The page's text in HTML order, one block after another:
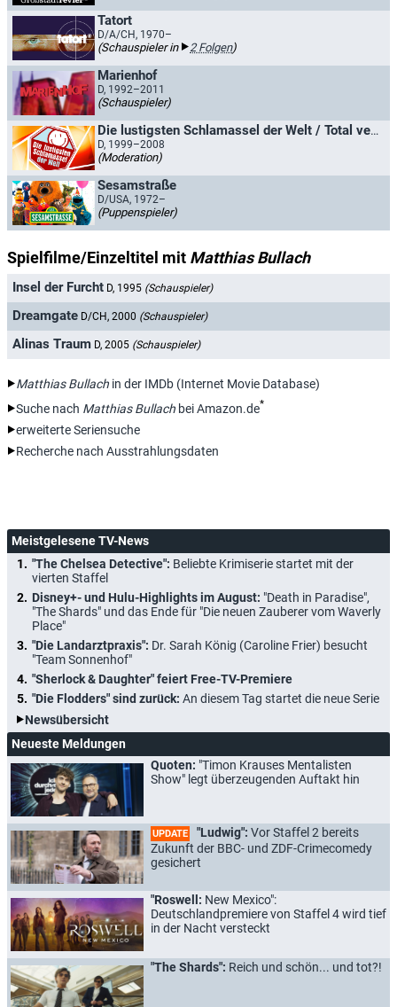
Tatort
D/A/CH, 1970–
(Schauspieler in 2 Folgen)
Marienhof
D, 1992–2011
(Schauspieler)
Die lustigsten Schlamassel der Welt / Total verrückt!
D, 1999–2008
(Moderation)
Sesamstraße
D/USA, 1972–
(Puppenspieler)
Spielfilme/Einzeltitel mit Matthias Bullach
Insel der Furcht D, 1995 (Schauspieler)
Dreamgate D/CH, 2000 (Schauspieler)
Alinas Traum D, 2005 (Schauspieler)
Matthias Bullach in der IMDb (Internet Movie Database)
Suche nach Matthias Bullach bei Amazon.de*
erweiterte Seriensuche
Recherche nach Ausstrahlungsdaten
Meistgelesene TV-News
"The Chelsea Detective": Beliebte Krimiserie startet mit der
vierten Staffel
Disney+- und Hulu-Highlights im August: "Death in Paradise",
"The Shards" und das Ende für "Die neuen Zauberer vom Waverly
Place"
"Die Landarztpraxis": Dr. Sarah König (Caroline Frier) besucht
"Team Sonnenhof"
"Sherlock & Daughter" feiert Free-TV-Premiere
"Die Flodders" sind zurück: An diesem Tag startet die neue Serie
Newsübersicht
Neueste Meldungen
Quoten: "Timon Krauses Mentalisten
Show" legt überzeugenden Auftakt hin
UPDATE "Ludwig": Vor Staffel 2 bereits
Zukunft der BBC- und ZDF-Crimecomedy
gesichert
"Roswell: New Mexico":
Deutschlandpremiere von Staffel 4 wird tief
in der Nacht versteckt
"The Shards": Reich und schön... und tot?!